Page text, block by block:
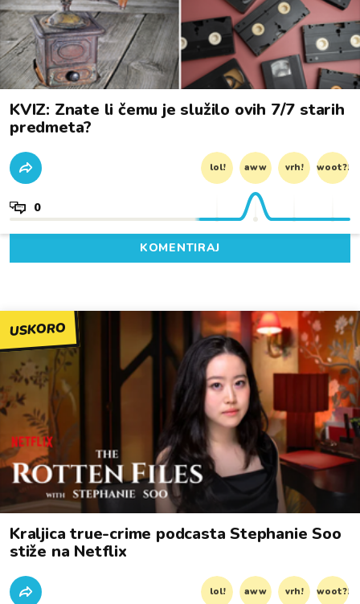
KVIZ: Znate li čemu je služilo ovih 7/7 starih
predmeta?
lol! aww vrh! woot?!
0
KOMENTIRAJ
USKORO
Kraljica true-crime podcasta Stephanie Soo
stiže na Netflix
lol! aww vrh! woot?!